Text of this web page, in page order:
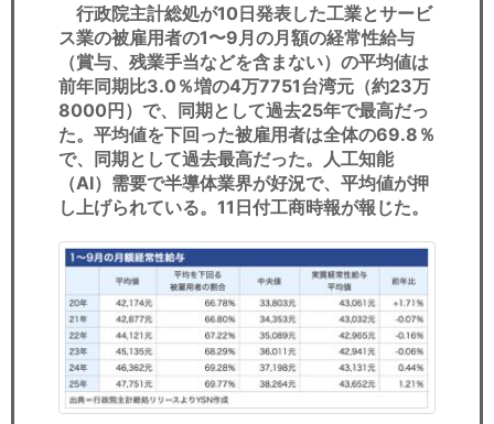
労務顧問
ＩＴ
飲食店情報
行政院主計総処が10日発表した工業とサービ
ス業の被雇用者の1〜9月の月額の経常性給与
（賞与、残業手当などを含まない）の平均値は
前年同期比3.0％増の4万7751台湾元（約23万
8000円）で、同期として過去25年で最高だっ
た。平均値を下回った被雇用者は全体の69.8％
で、同期として過去最高だった。人工知能
（AI）需要で半導体業界が好況で、平均値が押
し上げられている。11日付工商時報が報じた。